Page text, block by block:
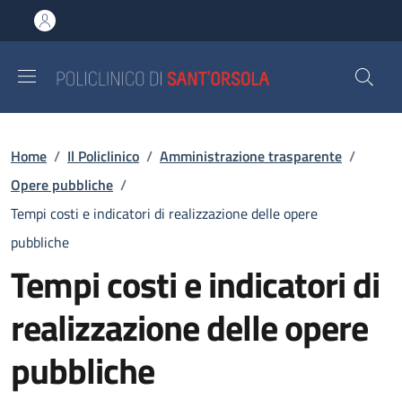
al contenuto principale
to footer content
Briciole di pane
Home / Il Policlinico / Amministrazione trasparente /
Opere pubbliche /
Tempi costi e indicatori di realizzazione delle opere
pubbliche
Tempi costi e indicatori di
realizzazione delle opere
pubbliche